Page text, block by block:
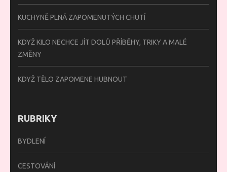
KUCHYNĚ PLNÁ ZAPOMENUTÝCH CHUTÍ
KDYŽ KILO NECHCE JÍT DOLŮ PŘÍBĚHY, TRIKY A MALÉ
ZMĚNY
KDYŽ TĚLO ZAPOMENE HUBNOUT
RUBRIKY
BYDLENÍ
CESTOVÁNÍ